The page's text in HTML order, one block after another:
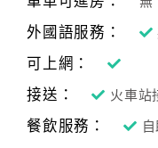
外國語服務：
可上網：
接送：
火車站
餐飲服務：